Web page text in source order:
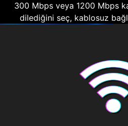
300 Mbps veya 1200 Mbps
dilediğini seç, kablosuz